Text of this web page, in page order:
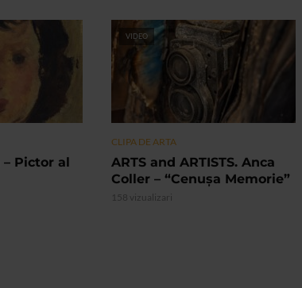
Pictor al
VIDEO
CLIPA DE ARTA
ARTS and ARTISTS. Anca
Coller – “Cenușa Memorie”
158 vizualizari